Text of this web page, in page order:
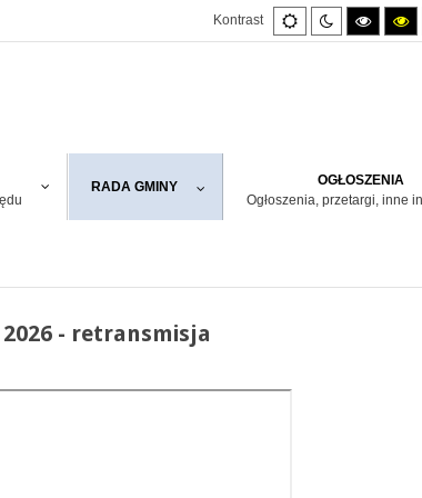
Kontrast
Default
mode
Night
mode
High
RADA GMINY
OGŁOSZENIA
Ogłoszenia, przetargi, inne
- retransmisja